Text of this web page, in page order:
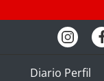
Diario Perfil